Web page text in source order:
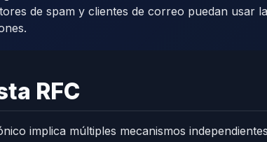
de spam y clientes de correo puedan usar
RFC
implica múltiples mecanismos